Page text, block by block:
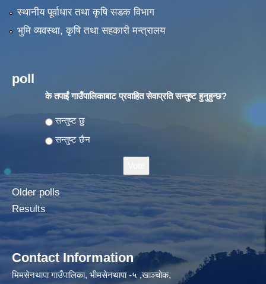
स्थानीय पूर्वाधार तथा कृषि सडक विभाग
भुमि व्यवस्था, कृषि तथा सहकारी मन्त्रालय
poll
के तपाईं गाउँपालिकाबाट प्रवाहित सेवाप्रति सन्तुष्ट हुनुहुन्छ?
Choices
सन्तुष्ट छु
सन्तुष्ट छैन
Older polls
Results
Contact Information
भिमसेनथापा गाउँपालिका, भीमसेनथापा -५ ,खाञ्चोक,